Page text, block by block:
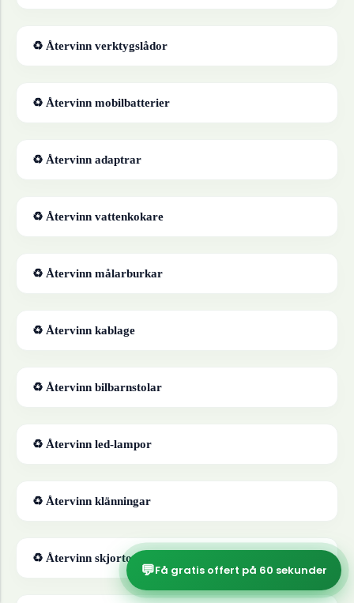
♻ Återvinn verktygslådor
♻ Återvinn mobilbatterier
♻ Återvinn adaptrar
♻ Återvinn vattenkokare
♻ Återvinn målarburkar
♻ Återvinn kablage
♻ Återvinn bilbarnstolar
♻ Återvinn led-lampor
♻ Återvinn klänningar
♻ Återvinn skjortor
💬Få gratis offert på 60 sekunder